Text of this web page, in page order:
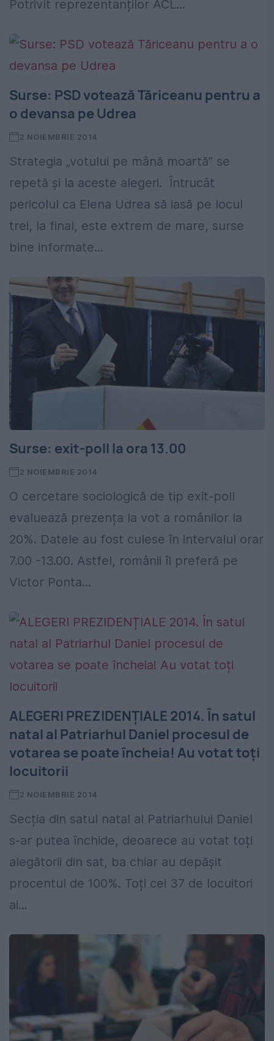
Potrivit reprezentanților ACL...
Surse: PSD votează Tăriceanu pentru a
o devansa pe Udrea
2 NOIEMBRIE 2014
Strategia „votului pe mână moartă” se
repetă și la aceste alegeri. Întrucât
pericolul ca Elena Udrea să iasă pe locul
trei, la final, este extrem de mare, surse
bine informate...
Surse: exit-poll la ora 13.00
2 NOIEMBRIE 2014
O cercetare sociologică de tip exit-poll
evaluează prezența la vot a românilor la
20%. Datele au fost culese în intervalul orar
7.00 -13.00. Astfel, românii îl preferă pe
Victor Ponta...
ALEGERI PREZIDENȚIALE 2014. În satul
natal al Patriarhul Daniel procesul de
votarea se poate încheia! Au votat toți
locuitorii
2 NOIEMBRIE 2014
Secția din satul natal al Patriarhului Daniel
s-ar putea închide, deoarece au votat toți
alegătorii din sat, ba chiar au depășit
procentul de 100%. Toți cei 37 de locuitori
ai...